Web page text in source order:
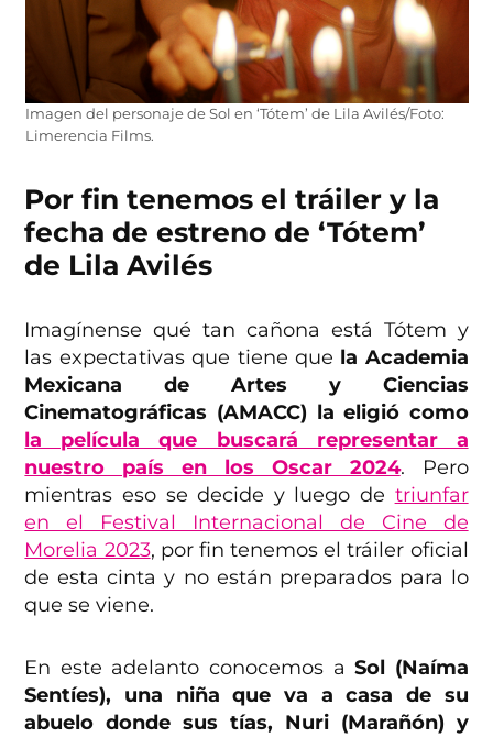
Imagen del personaje de Sol en ‘Tótem’ de Lila Avilés/Foto:
Limerencia Films.
Por fin tenemos el tráiler y la
fecha de estreno de ‘Tótem’
de Lila Avilés
Imagínense qué tan cañona está Tótem y
las expectativas que tiene que la Academia
Mexicana de Artes y Ciencias
Cinematográficas (AMACC) la eligió como
la película que buscará representar a
nuestro país en los Oscar 2024. Pero
mientras eso se decide y luego de triunfar
en el Festival Internacional de Cine de
Morelia 2023, por fin tenemos el tráiler oficial
de esta cinta y no están preparados para lo
que se viene.
En este adelanto conocemos aSol (Naíma
Sentíes), una niña que va a casa de su
abuelo donde sus tías, Nuri (Marañón) y